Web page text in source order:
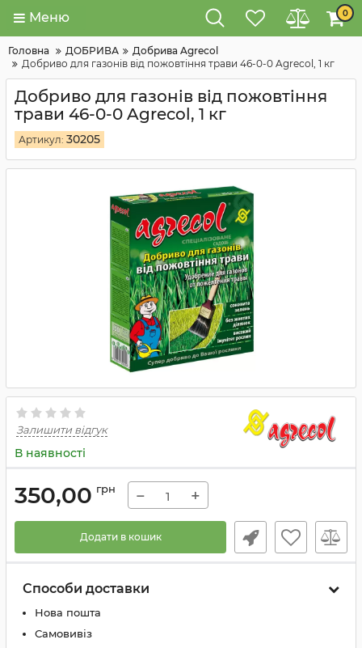
Меню 0
Головна ДОБРИВА
Добрива Agrecol
Добриво для газонів від пожовтіння трави 46-0-0 Agrecol, 1 кг
Добриво для газонів від пожовтіння
трави 46-0-0 Agrecol, 1 кг
Артикул: 30205
Залишити відгук
В наявності
350,00 грн − +
Додати в кошик
Способи доставки
Нова пошта
Самовивіз